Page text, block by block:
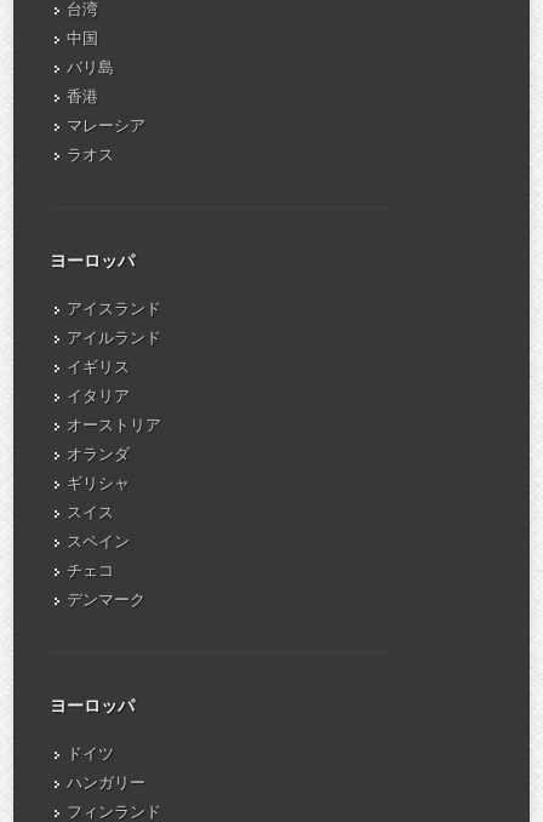
台湾
中国
バリ島
香港
マレーシア
ラオス
ヨーロッパ
アイスランド
アイルランド
イギリス
イタリア
オーストリア
オランダ
ギリシャ
スイス
スペイン
チェコ
デンマーク
ヨーロッパ
ドイツ
ハンガリー
フィンランド